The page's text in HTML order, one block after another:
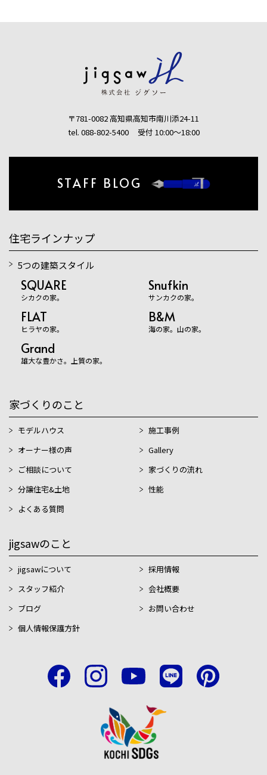
〒781-0082 高知県高知市南川添24-11
tel. 088-802-5400
受付 10:00〜18:00
STAFF BLOG
住宅ラインナップ
5つの建築スタイル
SQUARE
シカクの家。
Snufkin
サンカクの家。
FLAT
ヒラヤの家。
B&M
海の家。山の家。
Grand
雄大な豊かさ。上質の家。
家づくりのこと
モデルハウス
施工事例
オーナー様の声
Gallery
ご相談について
家づくりの流れ
分譲住宅&土地
性能
よくある質問
jigsawのこと
jigsawについて
採用情報
スタッフ紹介
会社概要
ブログ
お問い合わせ
個人情報保護方針